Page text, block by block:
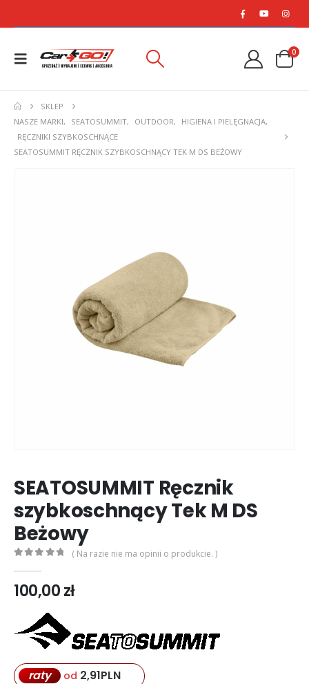
0
SKLEP
NASZE MARKI, SEATOSUMMIT, OUTDOOR, HIGIENA I PIELĘGNACJA,
RĘCZNIKI SZYBKOSCHNĄCE
SEATOSUMMIT RĘCZNIK SZYBKOSCHNĄCY TEK M DS BEŻOWY
SEATOSUMMIT Ręcznik
szybkoschnący Tek M DS
Beżowy
( Na razie nie ma opinii o produkcie. )
100,00zł
raty od 2,91PLN